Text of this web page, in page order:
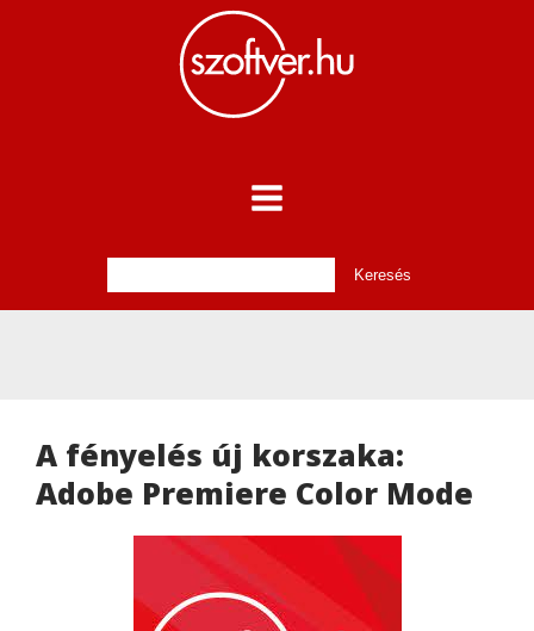
A fényelés új korszaka:
Adobe Premiere Color Mode